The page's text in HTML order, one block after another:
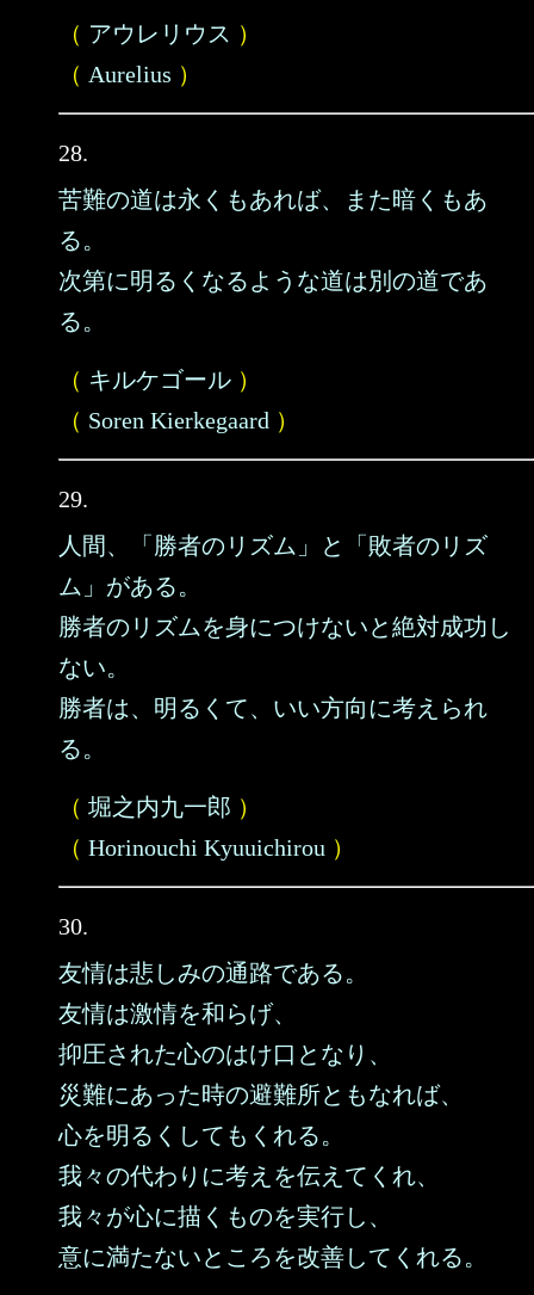
（ アウレリウス ）
（ Aurelius ）
28.
苦難の道は永くもあれば、また暗くもあ
る。
次第に明るくなるような道は別の道であ
る。
（ キルケゴール ）
（ Soren Kierkegaard ）
29.
人間、「勝者のリズム」と「敗者のリズ
ム」がある。
勝者のリズムを身につけないと絶対成功し
ない。
勝者は、明るくて、いい方向に考えられ
る。
（ 堀之内九一郎 ）
（ Horinouchi Kyuuichirou ）
30.
友情は悲しみの通路である。
友情は激情を和らげ、
抑圧された心のはけ口となり、
災難にあった時の避難所ともなれば、
心を明るくしてもくれる。
我々の代わりに考えを伝えてくれ、
我々が心に描くものを実行し、
意に満たないところを改善してくれる。